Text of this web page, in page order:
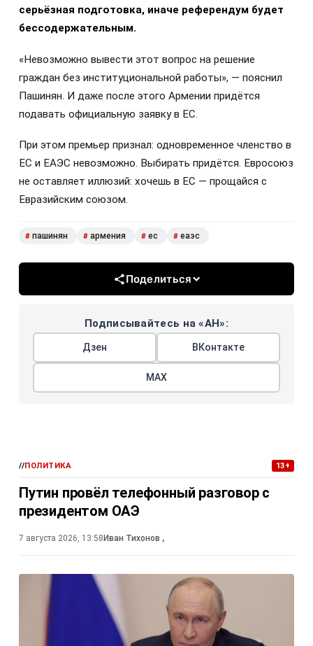
серьёзная подготовка, иначе референдум будет
бессодержательным.
«Невозможно вывести этот вопрос на решение
граждан без институциональной работы», — пояснил
Пашинян. И даже после этого Армении придётся
подавать официальную заявку в ЕС.
При этом премьер признал: одновременное членство в
ЕС и ЕАЭС невозможно. Выбирать придётся. Евросоюз
не оставляет иллюзий: хочешь в ЕС — прощайся с
Евразийским союзом.
# пашинян # армения # ес # еаэс
Поделиться
Подписывайтесь на «АН»:
Дзен ВКонтакте
МАХ
//ПОЛИТИКА 13+
Путин провёл телефонный разговор с
президентом ОАЭ
7 августа 2026, 13:58 Иван Тихонов ,